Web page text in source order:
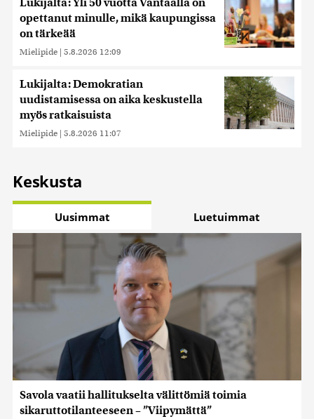
Lukijalta: Yli 50 vuotta Vantaalla on
opettanut minulle, mikä kaupungissa
on tärkeää
Mielipide | 5.8.2026 12:09
Lukijalta: Demokratian
uudistamisessa on aika keskustella
myös ratkaisuista
Mielipide | 5.8.2026 11:07
Keskusta
Uusimmat Luetuimmat
Savola vaatii hallitukselta välittömiä toimia
sikaruttotilanteeseen – ”Viipymättä”